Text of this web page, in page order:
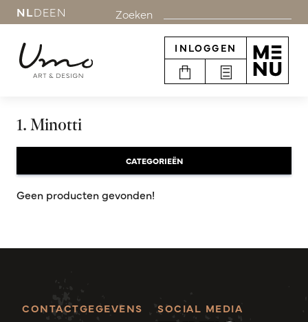
NLDEEN Zoeken
INLOGGEN
1. Minotti
CATEGORIEËN
Geen producten gevonden!
CONTACTGEGEVENS
SOCIAL MEDIA